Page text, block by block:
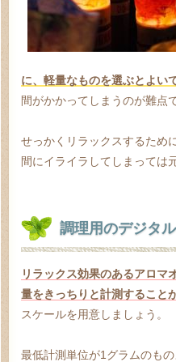
に、軽量なものを選ぶとよい
間がかかってしまうのが難点で
せっかくリラックスするため
間にイライラしてしまっては
調理用のデジタ
リラックス効果のあるアロマ
量をきっちりと計測すること
スケールを用意しましょう。
最低計測単位が1グラムのも